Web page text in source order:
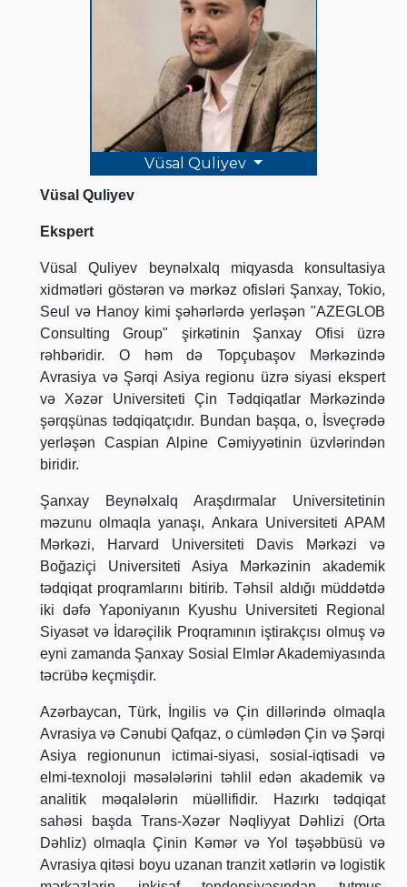
Vüsal Quliyev
Vüsal Quliyev
Ekspert
Vüsal Quliyev beynəlxalq miqyasda konsultasiya
xidmətləri göstərən və mərkəz ofisləri Şanxay, Tokio,
Seul və Hanoy kimi şəhərlərdə yerləşən "AZEGLOB
Consulting Group" şirkətinin Şanxay Ofisi üzrə
rəhbəridir. O həm də Topçubaşov Mərkəzində
Avrasiya və Şərqi Asiya regionu üzrə siyasi ekspert
və Xəzər Universiteti Çin Tədqiqatlar Mərkəzində
şərqşünas tədqiqatçıdır. Bundan başqa, o, İsveçrədə
yerləşən Caspian Alpine Cəmiyyətinin üzvlərindən
biridir.
Şanxay Beynəlxalq Araşdırmalar Universitetinin
məzunu olmaqla yanaşı, Ankara Universiteti APAM
Mərkəzi, Harvard Universiteti Davis Mərkəzi və
Boğaziçi Universiteti Asiya Mərkəzinin akademik
tədqiqat proqramlarını bitirib. Təhsil aldığı müddətdə
iki dəfə Yaponiyanın Kyushu Universiteti Regional
Siyasət və İdarəçilik Proqramının iştirakçısı olmuş və
eyni zamanda Şanxay Sosial Elmlər Akademiyasında
təcrübə keçmişdir.
Azərbaycan, Türk, İngilis və Çin dillərində olmaqla
Avrasiya və Cənubi Qafqaz, o cümlədən Çin və Şərqi
Asiya regionunun ictimai-siyasi, sosial-iqtisadi və
elmi-texnoloji məsələlərini təhlil edən akademik və
analitik məqalələrin müəllifidir. Hazırkı tədqiqat
sahəsi başda Trans-Xəzər Nəqliyyat Dəhlizi (Orta
Dəhliz) olmaqla Çinin Kəmər və Yol təşəbbüsü və
Avrasiya qitəsi boyu uzanan tranzit xətlərin və logistik